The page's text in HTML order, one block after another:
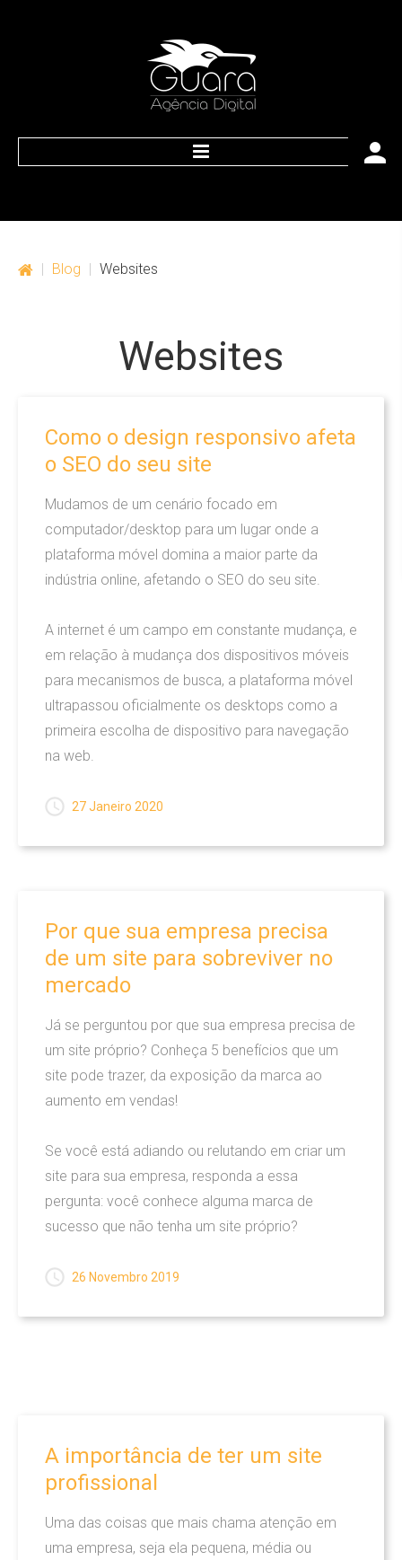
Publicidade
Criação
Hospedagem de sites
Agência Digital
Somos uma Agência Digital e buscamos sempre
inovadoras nas áreas de Web, Propaganda,
LEIA MAIS
Cartão Virtual Interativo
Soluções
Audiovisual
Web
Novidades
Audiovisual
Marketing
| Blog | Websites
Websites
Como o design responsivo afeta
o SEO do seu site
Mudamos de um cenário focado em
computador/desktop para um lugar onde a
plataforma móvel domina a maior parte da
indústria online, afetando o SEO do seu site.
A internet é um campo em constante mudança, e
em relação à mudança dos dispositivos móveis
para mecanismos de busca, a plataforma móvel
ultrapassou oficialmente os desktops como a
primeira escolha de dispositivo para navegação
na web.
27 Janeiro 2020
Por que sua empresa precisa
de um site para sobreviver no
mercado
Já se perguntou por que sua empresa precisa de
um site próprio? Conheça 5 benefícios que um
site pode trazer, da exposição da marca ao
aumento em vendas!
Se você está adiando ou relutando em criar um
site para sua empresa, responda a essa
pergunta: você conhece alguma marca de
sucesso que não tenha um site próprio?
26 Novembro 2019
A importância de ter um site
profissional
Uma das coisas que mais chama atenção em
uma empresa, seja ela pequena, média ou